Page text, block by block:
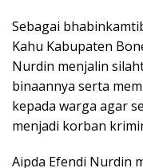
Sebagai
Kahu Kabupaten
Nurdin menjalin
binaannya serta
kepada warga agar
menjadi korban
Aipda Efendi Nurdin